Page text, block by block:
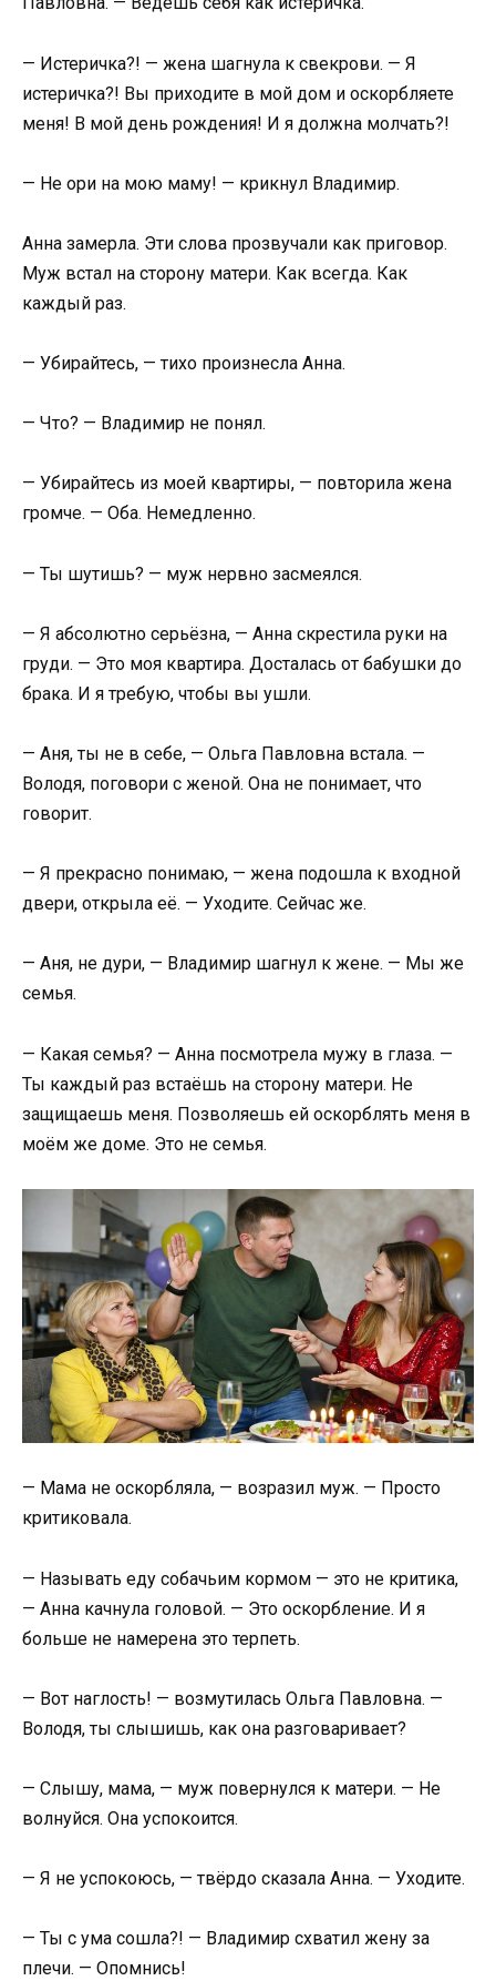
— Истеричка?! — жена шагнула к свекрови. — Я
истеричка?! Вы приходите в мой дом и оскорбляете
меня! В мой день рождения! И я должна молчать?!
— Не ори на мою маму! — крикнул Владимир.
Анна замерла. Эти слова прозвучали как приговор.
Муж встал на сторону матери. Как всегда. Как
каждый раз.
— Убирайтесь, — тихо произнесла Анна.
— Что? — Владимир не понял.
— Убирайтесь из моей квартиры, — повторила жена
громче. — Оба. Немедленно.
— Ты шутишь? — муж нервно засмеялся.
— Я абсолютно серьёзна, — Анна скрестила руки на
груди. — Это моя квартира. Досталась от бабушки до
брака. И я требую, чтобы вы ушли.
— Аня, ты не в себе, — Ольга Павловна встала. —
Володя, поговори с женой. Она не понимает, что
говорит.
— Я прекрасно понимаю, — жена подошла к входной
двери, открыла её. — Уходите. Сейчас же.
— Аня, не дури, — Владимир шагнул к жене. — Мы же
семья.
— Какая семья? — Анна посмотрела мужу в глаза. —
Ты каждый раз встаёшь на сторону матери. Не
защищаешь меня. Позволяешь ей оскорблять меня в
моём же доме. Это не семья.
— Мама не оскорбляла, — возразил муж. — Просто
критиковала.
— Называть еду собачьим кормом — это не критика,
— Анна качнула головой. — Это оскорбление. И я
больше не намерена это терпеть.
— Вот наглость! — возмутилась Ольга Павловна. —
Володя, ты слышишь, как она разговаривает?
— Слышу, мама, — муж повернулся к матери. — Не
волнуйся. Она успокоится.
— Я не успокоюсь, — твёрдо сказала Анна. — Уходите.
— Ты с ума сошла?! — Владимир схватил жену за
плечи. — Опомнись!